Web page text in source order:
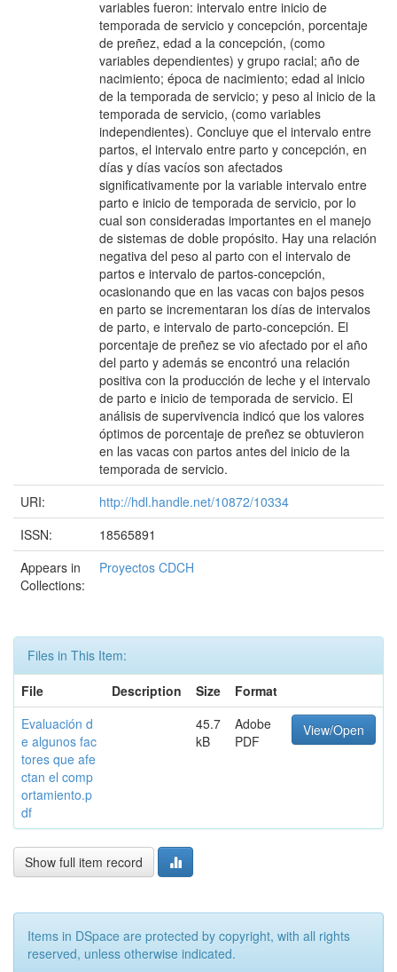
variables fueron: intervalo entre inicio de
temporada de servicio y concepción, porcentaje
de preñez, edad a la concepción, (como
variables dependientes) y grupo racial; año de
nacimiento; época de nacimiento; edad al inicio
de la temporada de servicio; y peso al inicio de la
temporada de servicio, (como variables
independientes). Concluye que el intervalo entre
partos, el intervalo entre parto y concepción, en
días y días vacíos son afectados
significativamente por la variable intervalo entre
parto e inicio de temporada de servicio, por lo
cual son consideradas importantes en el manejo
de sistemas de doble propósito. Hay una relación
negativa del peso al parto con el intervalo de
partos e intervalo de partos-concepción,
ocasionando que en las vacas con bajos pesos
en parto se incrementaran los días de intervalos
de parto, e intervalo de parto-concepción. El
porcentaje de preñez se vio afectado por el año
del parto y además se encontró una relación
positiva con la producción de leche y el intervalo
de parto e inicio de temporada de servicio. El
análisis de supervivencia indicó que los valores
óptimos de porcentaje de preñez se obtuvieron
en las vacas con partos antes del inicio de la
temporada de servicio.
URI:
http://hdl.handle.net/10872/10334
ISSN:
18565891
Appears in
Collections:
Proyectos CDCH
Files in This Item:
File
Description Size
Format
Evaluación d
e algunos fac
tores que afe
ctan el comp
ortamiento.p
df
45.7
kB
Adobe
PDF
View/Open
Show full item record
Items in DSpace are protected by copyright, with all rights
reserved, unless otherwise indicated.